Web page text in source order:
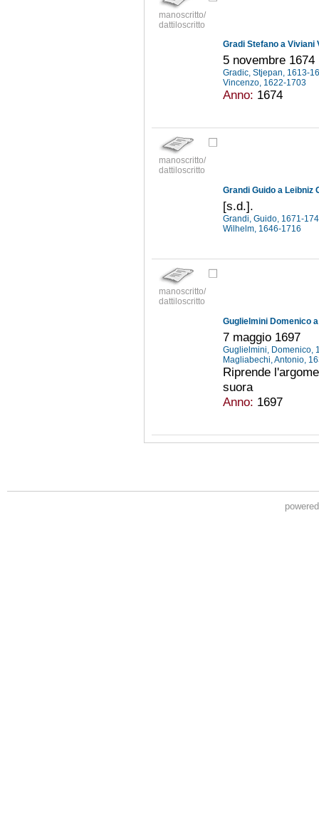
manoscritto/
dattiloscritto
Gradi Stefano a Viviani
5 novembre 1674
Gradic, Stjepan, 1613-
Vincenzo, 1622-1703
Anno: 1674
manoscritto/
dattiloscritto
Grandi Guido a Leibniz
[s.d.].
Grandi, Guido, 1671-
Wilhelm, 1646-1716
manoscritto/
dattiloscritto
Guglielmini Domenico
7 maggio 1697
Guglielmini, Domenico,
Magliabechi, Antonio,
Riprende
suora
Anno: 1697